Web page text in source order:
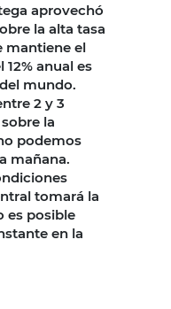
aprovechó
la alta tasa
mantiene el
anual es
mundo.
2 y 3
la
podemos
mañana.
tomará la
es posible
en la